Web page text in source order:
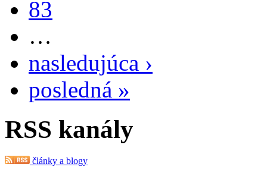
83
…
nasledujúca ›
posledná »
RSS kanály
články a blogy